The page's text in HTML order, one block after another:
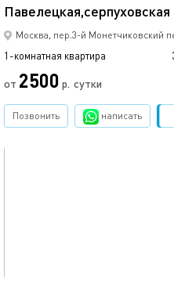
Павелецкая,серпуховская
Москва, пер.3-й Монетчиковский
1-комнатная квартира
от 2500 р. сутки
Позвонить написать